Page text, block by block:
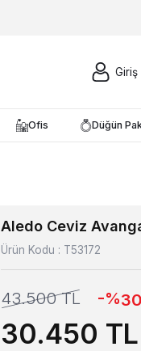
Giriş
Ofis Düğün
Aledo Ceviz
Ürün Kodu : T53172
43.500TL -%30
30.450 TL